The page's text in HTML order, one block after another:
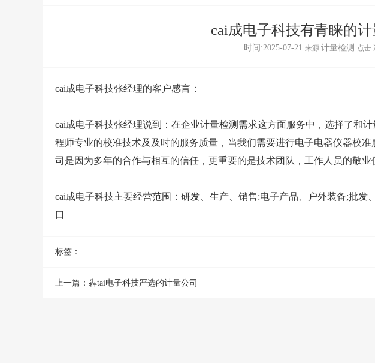
cai成电子科技有青睐的计
时间:2025-07-21 来源:计量检测 点击:
cai成电子科技张经理的客户感言：
cai成电子科技张经理说到：在企业计量检测 需求这方面服务中，选择了和
程师专业的校准技术及及时的服务质量，当我们需要进行电子电器仪器校准
司是因为多年的合作与相互的信任，更重要的是技术团队，工作人员的敬业
cai成电子科技主要经营范围：研发、生产、销售:电子产品、户外装备;批发
口
标签：
上一篇： 犇tai电子科技严选的计量公司